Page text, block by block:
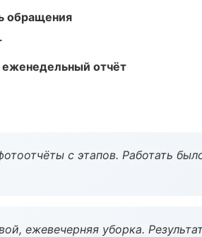
обращения
отчёт
с этапов. Работать
ежевечерняя уборка.